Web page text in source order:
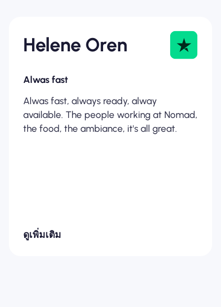
Helene Oren
Alwas fast
Alwas fast, always ready, alway
available. The people working at Nomad,
the food, the ambiance, it's all great.
ดูเพิ่มเติม